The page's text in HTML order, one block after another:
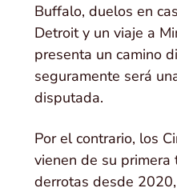
Buffalo, duelos en
Detroit y un viaje a
presenta un camino
seguramente será
disputada.
Por el contrario, los
vienen de su primera
derrotas desde